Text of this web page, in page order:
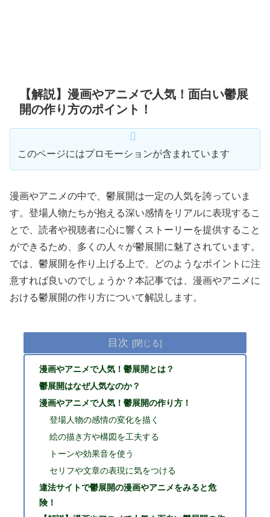
【解説】漫画やアニメで人気！面白い鬱展
開の作り方のポイント！
このページにはプロモーションが含まれています
漫画やアニメの中で、鬱展開は一定の人気を誇っていま
す。登場人物たちが抱える深い感情をリアルに表現するこ
とで、読者や視聴者に心に響くストーリーを提供すること
ができるため、多くの人々が鬱展開に魅了されています。
では、鬱展開を作り上げる上で、どのようなポイントに注
意すれば良いのでしょうか？本記事では、漫画やアニメに
おける鬱展開の作り方について解説します。
目次
漫画やアニメで人気！鬱展開とは？
鬱展開はなぜ人気なのか？
漫画やアニメで人気！鬱展開の作り方！
登場人物の感情の変化を描く
絵の描き方や構図を工夫する
トーンや効果音を使う
セリフや文章の表現に気をつける
違法サイトで鬱展開の漫画やアニメをみると危
険！